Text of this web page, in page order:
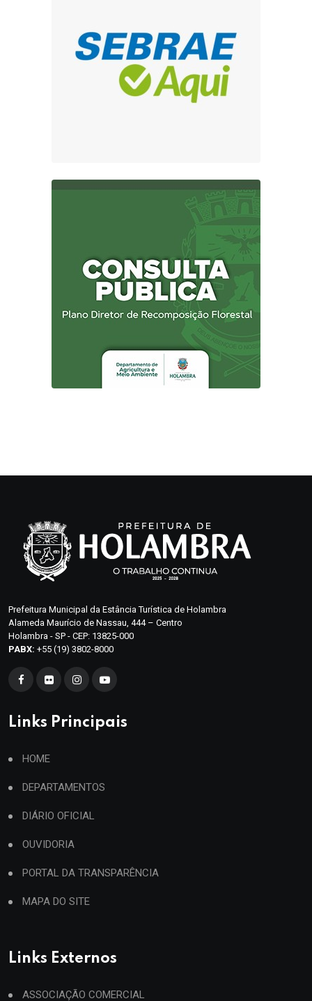
Prefeitura Municipal da Estância Turística de Holambra
Alameda Maurício de Nassau, 444 – Centro
Holambra - SP - CEP: 13825-000
PABX: +55 (19) 3802-8000
Links Principais
HOME
DEPARTAMENTOS
DIÁRIO OFICIAL
OUVIDORIA
PORTAL DA TRANSPARÊNCIA
MAPA DO SITE
Links Externos
ASSOCIAÇÃO COMERCIAL